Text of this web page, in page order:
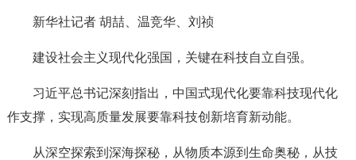
新华社记者 胡喆、温竞华、刘祯
建设社会主义现代化强国，关键在科技自立自强。
习近平总书记深刻指出，中国式现代化要靠科技现代化
作支撑，实现高质量发展要靠科技创新培育新动能。
从深空探索到深海探秘，从物质本源到生命奥秘，从技